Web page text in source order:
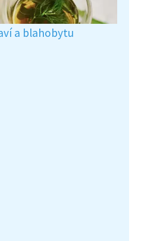
a blahobytu